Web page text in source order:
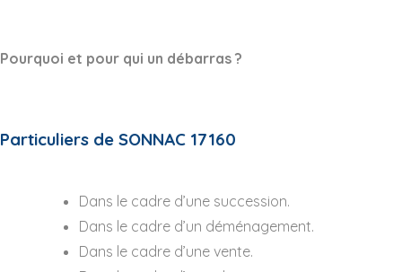
Pourquoi et pour qui un débarras ?
Particuliers de SONNAC 17160
Dans le cadre d’une succession.
Dans le cadre d’un déménagement.
Dans le cadre d’une vente.